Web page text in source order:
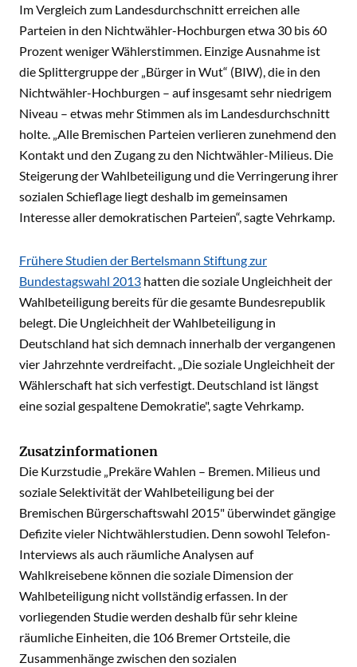
Im Vergleich zum Landesdurchschnitt erreichen alle
Parteien in den Nichtwähler-Hochburgen etwa 30 bis 60
Prozent weniger Wählerstimmen. Einzige Ausnahme ist
die Splittergruppe der „Bürger in Wut“ (BIW), die in den
Nichtwähler-Hochburgen – auf insgesamt sehr niedrigem
Niveau – etwas mehr Stimmen als im Landesdurchschnitt
holte. „Alle Bremischen Parteien verlieren zunehmend den
Kontakt und den Zugang zu den Nichtwähler-Milieus. Die
Steigerung der Wahlbeteiligung und die Verringerung ihrer
sozialen Schieflage liegt deshalb im gemeinsamen
Interesse aller demokratischen Parteien“, sagte Vehrkamp.
Frühere Studien der Bertelsmann Stiftung zur
Bundestagswahl 2013 hatten die soziale Ungleichheit der
Wahlbeteiligung bereits für die gesamte Bundesrepublik
belegt. Die Ungleichheit der Wahlbeteiligung in
Deutschland hat sich demnach innerhalb der vergangenen
vier Jahrzehnte verdreifacht. „Die soziale Ungleichheit der
Wählerschaft hat sich verfestigt. Deutschland ist längst
eine sozial gespaltene Demokratie", sagte Vehrkamp.
Zusatzinformationen
Die Kurzstudie „Prekäre Wahlen – Bremen. Milieus und
soziale Selektivität der Wahlbeteiligung bei der
Bremischen Bürgerschaftswahl 2015" überwindet gängige
Defizite vieler Nichtwählerstudien. Denn sowohl Telefon-
Interviews als auch räumliche Analysen auf
Wahlkreisebene können die soziale Dimension der
Wahlbeteiligung nicht vollständig erfassen. In der
vorliegenden Studie werden deshalb für sehr kleine
räumliche Einheiten, die 106 Bremer Ortsteile, die
Zusammenhänge zwischen den sozialen